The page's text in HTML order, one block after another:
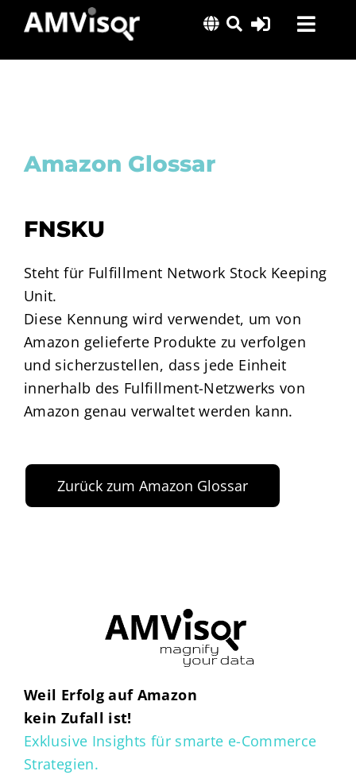
content
Lösungen
Über uns
Amazon Glossar
FNSKU
Steht für Fulfillment Network Stock Keeping
Unit.
Diese Kennung wird verwendet, um von
Amazon gelieferte Produkte zu verfolgen
und sicherzustellen, dass jede Einheit
innerhalb des Fulfillment-Netzwerks von
Amazon genau verwaltet werden kann.
Zurück zum Amazon Glossar
Weil Erfolg auf Amazon
kein Zufall ist!
Exklusive Insights für smarte e-Commerce
Strategien.